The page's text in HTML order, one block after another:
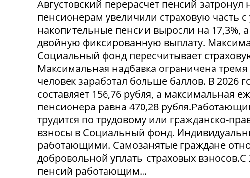
Августовский перерасчет пенсий
пенсионерам увеличили страховую часть
накопительные пенсии выросли на 17,3%,
двойную фиксированную выплату.
Социальный фонд пересчитывает
Максимальная надбавка ограничена
человек заработал больше баллов. В 2026
составляет 156,76 рубля, а максимальная
пенсионера равна 470,28
трудится по трудовому или гражданско-
взносы в Социальный фонд.
работающими. Самозанятые граждане
добровольной уплаты страховых
пенсий работающим...